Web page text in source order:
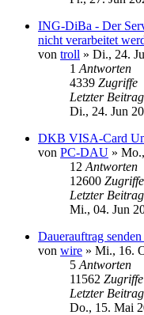
ING-DiBa - Der
nicht verarbeitet
von troll » Di., 24.
1 Antworten
4339 Zugriffe
Letzter Beitrag
Di., 24. Jun
DKB VISA-Card
von PC-DAU »
12 Antworten
12600 Zugriffe
Letzter Beitrag
Mi., 04. Jun
Dauerauftrag
von wire » Mi., 16.
5 Antworten
11562 Zugriffe
Letzter Beitrag
Do., 15. Mai